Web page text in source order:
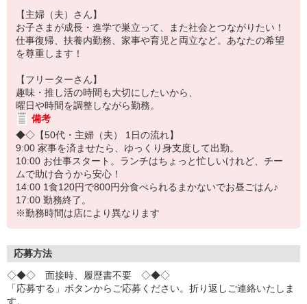
【主婦（夫）さん】
お子さまが成長・進学で巣立って、また社会とつながりたい！
仕事復帰、扶養内勤務、家事や育児と両立など。あなたの希望
を尊重します！
【フリーターさん】
趣味・推し活の時間も大切にしたいから、
曜日や時間を調整しながら勤務。
備考
◆◇【50代・主婦（夫） 1日の流れ】
9:00 家事を済ませたら、ゆっくり身支度して出勤。
10:00 お仕事スタート。ランチはちょっと忙しいけれど、チー
ムで助け合うから安心！
14:00 1食120円で800円分食べられるまかないでお昼ごはん♪
17:00 勤務終了。
※勤務時間は店により異なります
応募方法
◇◆◇ 面接時、履歴書不要 ◇◆◇
「応募する」ボタンからご応募ください。折り返しご連絡いたしま
す。